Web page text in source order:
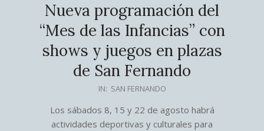
Nueva programación del
“Mes de las Infancias” con
shows y juegos en plazas
de San Fernando
IN: SAN FERNANDO
Los sábados 8, 15 y 22 de agosto habrá
actividades deportivas y culturales para